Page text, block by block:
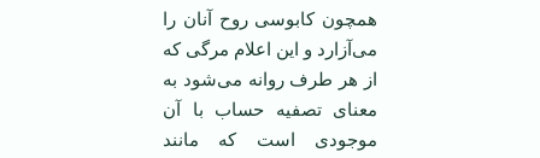
همچون کابوسی روح آنان را
می‌آزارد و این اعلام مرگی که
از هر طرف روانه می‌شود به
معنای تصفیه حساب با آن
موجودی است که مانند